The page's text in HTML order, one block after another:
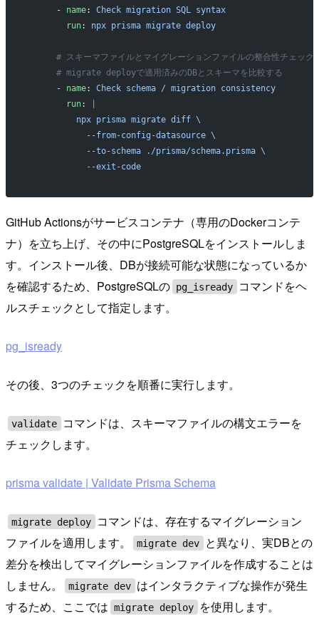
      -
name: Check migration SQL syntax
        run
: npx prisma migrate deploy
# スキーマファイルとマイグレーションファイルの整合性チェッ
      # migrate deployで適用済みのDBとスキーマを比較する
      -
name: Check schema / migration consistency
        run
:
          npx prisma migrate diff \
            --from-config-datasource \
            --to-schema ./prisma/schema.prisma \
            --exit-code
GitHub Actionsがサービスコンテナ（専用のDockerコンテ
ナ）を立ち上げ、その中にPostgreSQLをインストールしま
す。インストール後、DBが接続可能な状態になっているか
を確認するため、PostgreSQLの pg_isready
コマンドをヘ
ルスチェックとして指定します。
pg_isready
その後、3つのチェックを順番に実行します。
validate
コマンドは、スキーマファイルの構文エラーを
チェックします。
prisma validate | Validate Prisma Schema
migrate deploy
コマンドは、存在するマイグレーション
ファイルを適用します。
migrate dev
と異なり、実DBとの
差分を検出してマイグレーションファイルを作成することは
しません。
migrate dev はインタラクティブな操作が発生
するため、ここでは migrate deploy を使用します。